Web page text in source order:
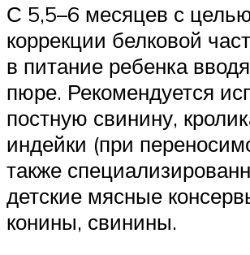
С 5,5–6 месяцев с
коррекции белковой
в питание ребенка
пюре. Рекомендуется
постную свинину,
индейки (при
также
детские мясные
конины, свинины.